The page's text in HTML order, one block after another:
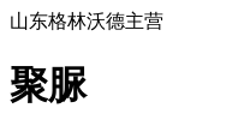
山东格林沃德主营
聚脲